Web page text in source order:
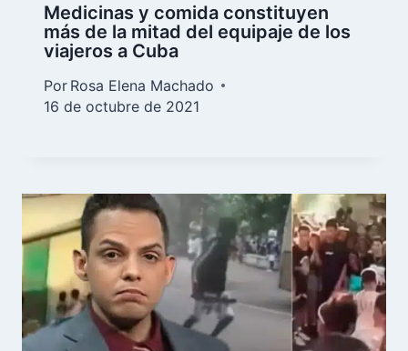
Medicinas y comida constituyen
más de la mitad del equipaje de los
viajeros a Cuba
Por Rosa Elena Machado
16 de octubre de 2021